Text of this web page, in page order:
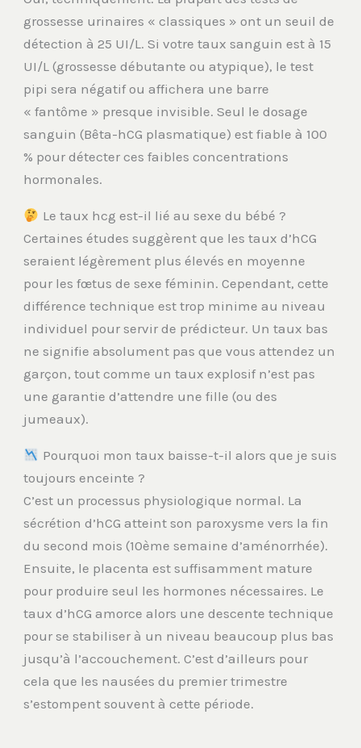
grossesse urinaires « classiques » ont un seuil de
détection à 25 UI/L. Si votre taux sanguin est à 15
UI/L (grossesse débutante ou atypique), le test
pipi sera négatif ou affichera une barre
« fantôme » presque invisible. Seul le dosage
sanguin (Bêta-hCG plasmatique) est fiable à 100
% pour détecter ces faibles concentrations
hormonales.
Le taux hcg est-il lié au sexe du bébé ?
Certaines études suggèrent que les taux d’hCG
seraient légèrement plus élevés en moyenne
pour les fœtus de sexe féminin. Cependant, cette
différence technique est trop minime au niveau
individuel pour servir de prédicteur. Un taux bas
ne signifie absolument pas que vous attendez un
garçon, tout comme un taux explosif n’est pas
une garantie d’attendre une fille (ou des
jumeaux).
Pourquoi mon taux baisse-t-il alors que je suis
toujours enceinte ?
C’est un processus physiologique normal. La
sécrétion d’hCG atteint son paroxysme vers la fin
du second mois (10ème semaine d’aménorrhée).
Ensuite, le placenta est suffisamment mature
pour produire seul les hormones nécessaires. Le
taux d’hCG amorce alors une descente technique
pour se stabiliser à un niveau beaucoup plus bas
jusqu’à l’accouchement. C’est d’ailleurs pour
cela que les nausées du premier trimestre
s’estompent souvent à cette période.